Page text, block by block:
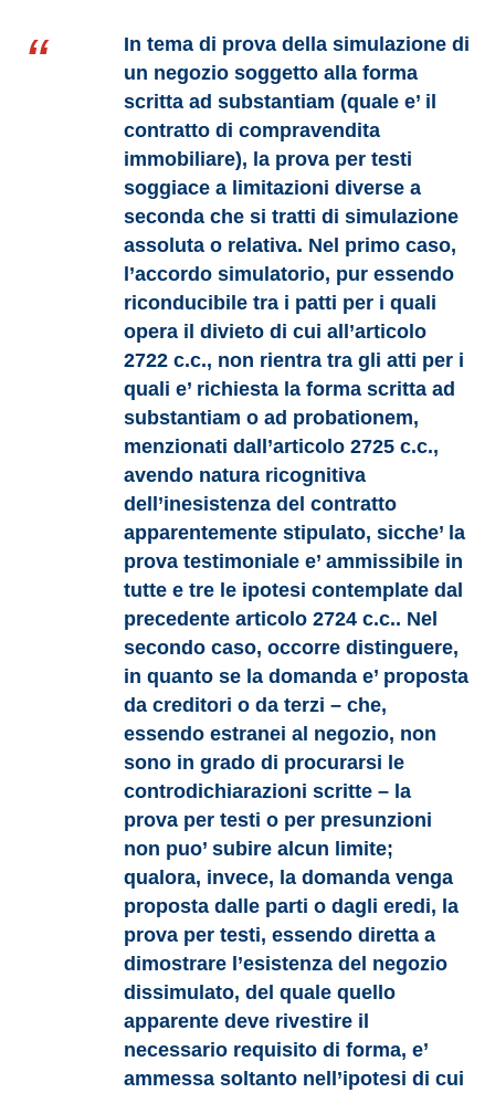
In tema di prova della simulazione di
un negozio soggetto alla forma
scritta ad substantiam (quale e’ il
contratto di compravendita
immobiliare), la prova per testi
soggiace a limitazioni diverse a
seconda che si tratti di simulazione
assoluta o relativa. Nel primo caso,
l’accordo simulatorio, pur essendo
riconducibile tra i patti per i quali
opera il divieto di cui all’articolo
2722 c.c., non rientra tra gli atti per i
quali e’ richiesta la forma scritta ad
substantiam o ad probationem,
menzionati dall’articolo 2725 c.c.,
avendo natura ricognitiva
dell’inesistenza del contratto
apparentemente stipulato, sicche’ la
prova testimoniale e’ ammissibile in
tutte e tre le ipotesi contemplate dal
precedente articolo 2724 c.c.. Nel
secondo caso, occorre distinguere,
in quanto se la domanda e’ proposta
da creditori o da terzi – che,
essendo estranei al negozio, non
sono in grado di procurarsi le
controdichiarazioni scritte – la
prova per testi o per presunzioni
non puo’ subire alcun limite;
qualora, invece, la domanda venga
proposta dalle parti o dagli eredi, la
prova per testi, essendo diretta a
dimostrare l’esistenza del negozio
dissimulato, del quale quello
apparente deve rivestire il
necessario requisito di forma, e’
ammessa soltanto nell’ipotesi di cui